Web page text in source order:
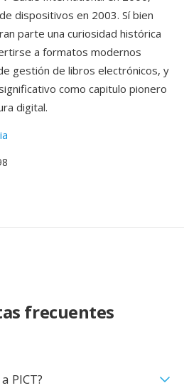
dispositivos en 2003. Sí bien
parte una curiosidad histórica
a formatos modernos
gestión de libros electrónicos, y
como capitulo pionero
digital.
frecuentes
PICT?